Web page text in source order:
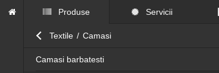
Produse Servicii
Close submenu
Textile / Camasi
Camasi barbatesti